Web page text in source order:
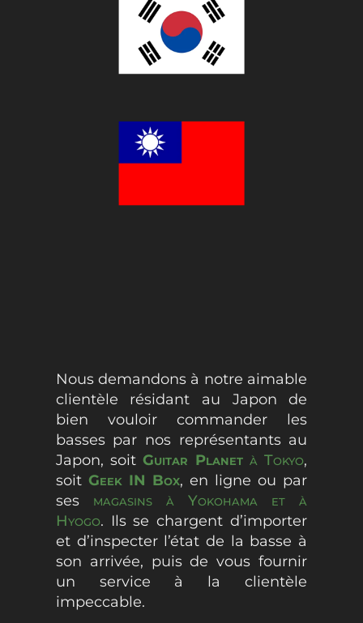
Nous demandons à notre aimable
clientèle résidant au Japon de
bien vouloir commander les
basses par nos représentants au
Japon, soit Guitar Planetà Tokyo,
soit Geek IN Box, en ligne ou par
ses magasins à Yokohama et à
Hyogo. Ils se chargent d’importer
et d’inspecter l’état de la basse à
son arrivée, puis de vous fournir
un service à la clientèle
impeccable.